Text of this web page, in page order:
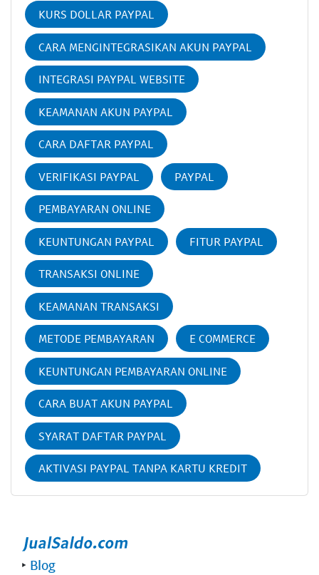
KURS DOLLAR PAYPAL
CARA MENGINTEGRASIKAN AKUN PAYPAL
INTEGRASI PAYPAL WEBSITE
KEAMANAN AKUN PAYPAL
CARA DAFTAR PAYPAL
VERIFIKASI PAYPAL PAYPAL
PEMBAYARAN ONLINE
KEUNTUNGAN PAYPAL FITUR PAYPAL
TRANSAKSI ONLINE
KEAMANAN TRANSAKSI
METODE PEMBAYARAN E COMMERCE
KEUNTUNGAN PEMBAYARAN ONLINE
CARA BUAT AKUN PAYPAL
SYARAT DAFTAR PAYPAL
AKTIVASI PAYPAL TANPA KARTU KREDIT
‣ Blog